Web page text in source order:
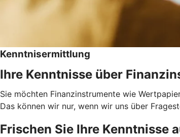
Kenntnisermittlung
Ihre Kenntnisse über
Sie möchten Finanzinstrumente wie
Das können wir nur, wenn wir uns über
Frischen Sie Ihre Kenntnisse